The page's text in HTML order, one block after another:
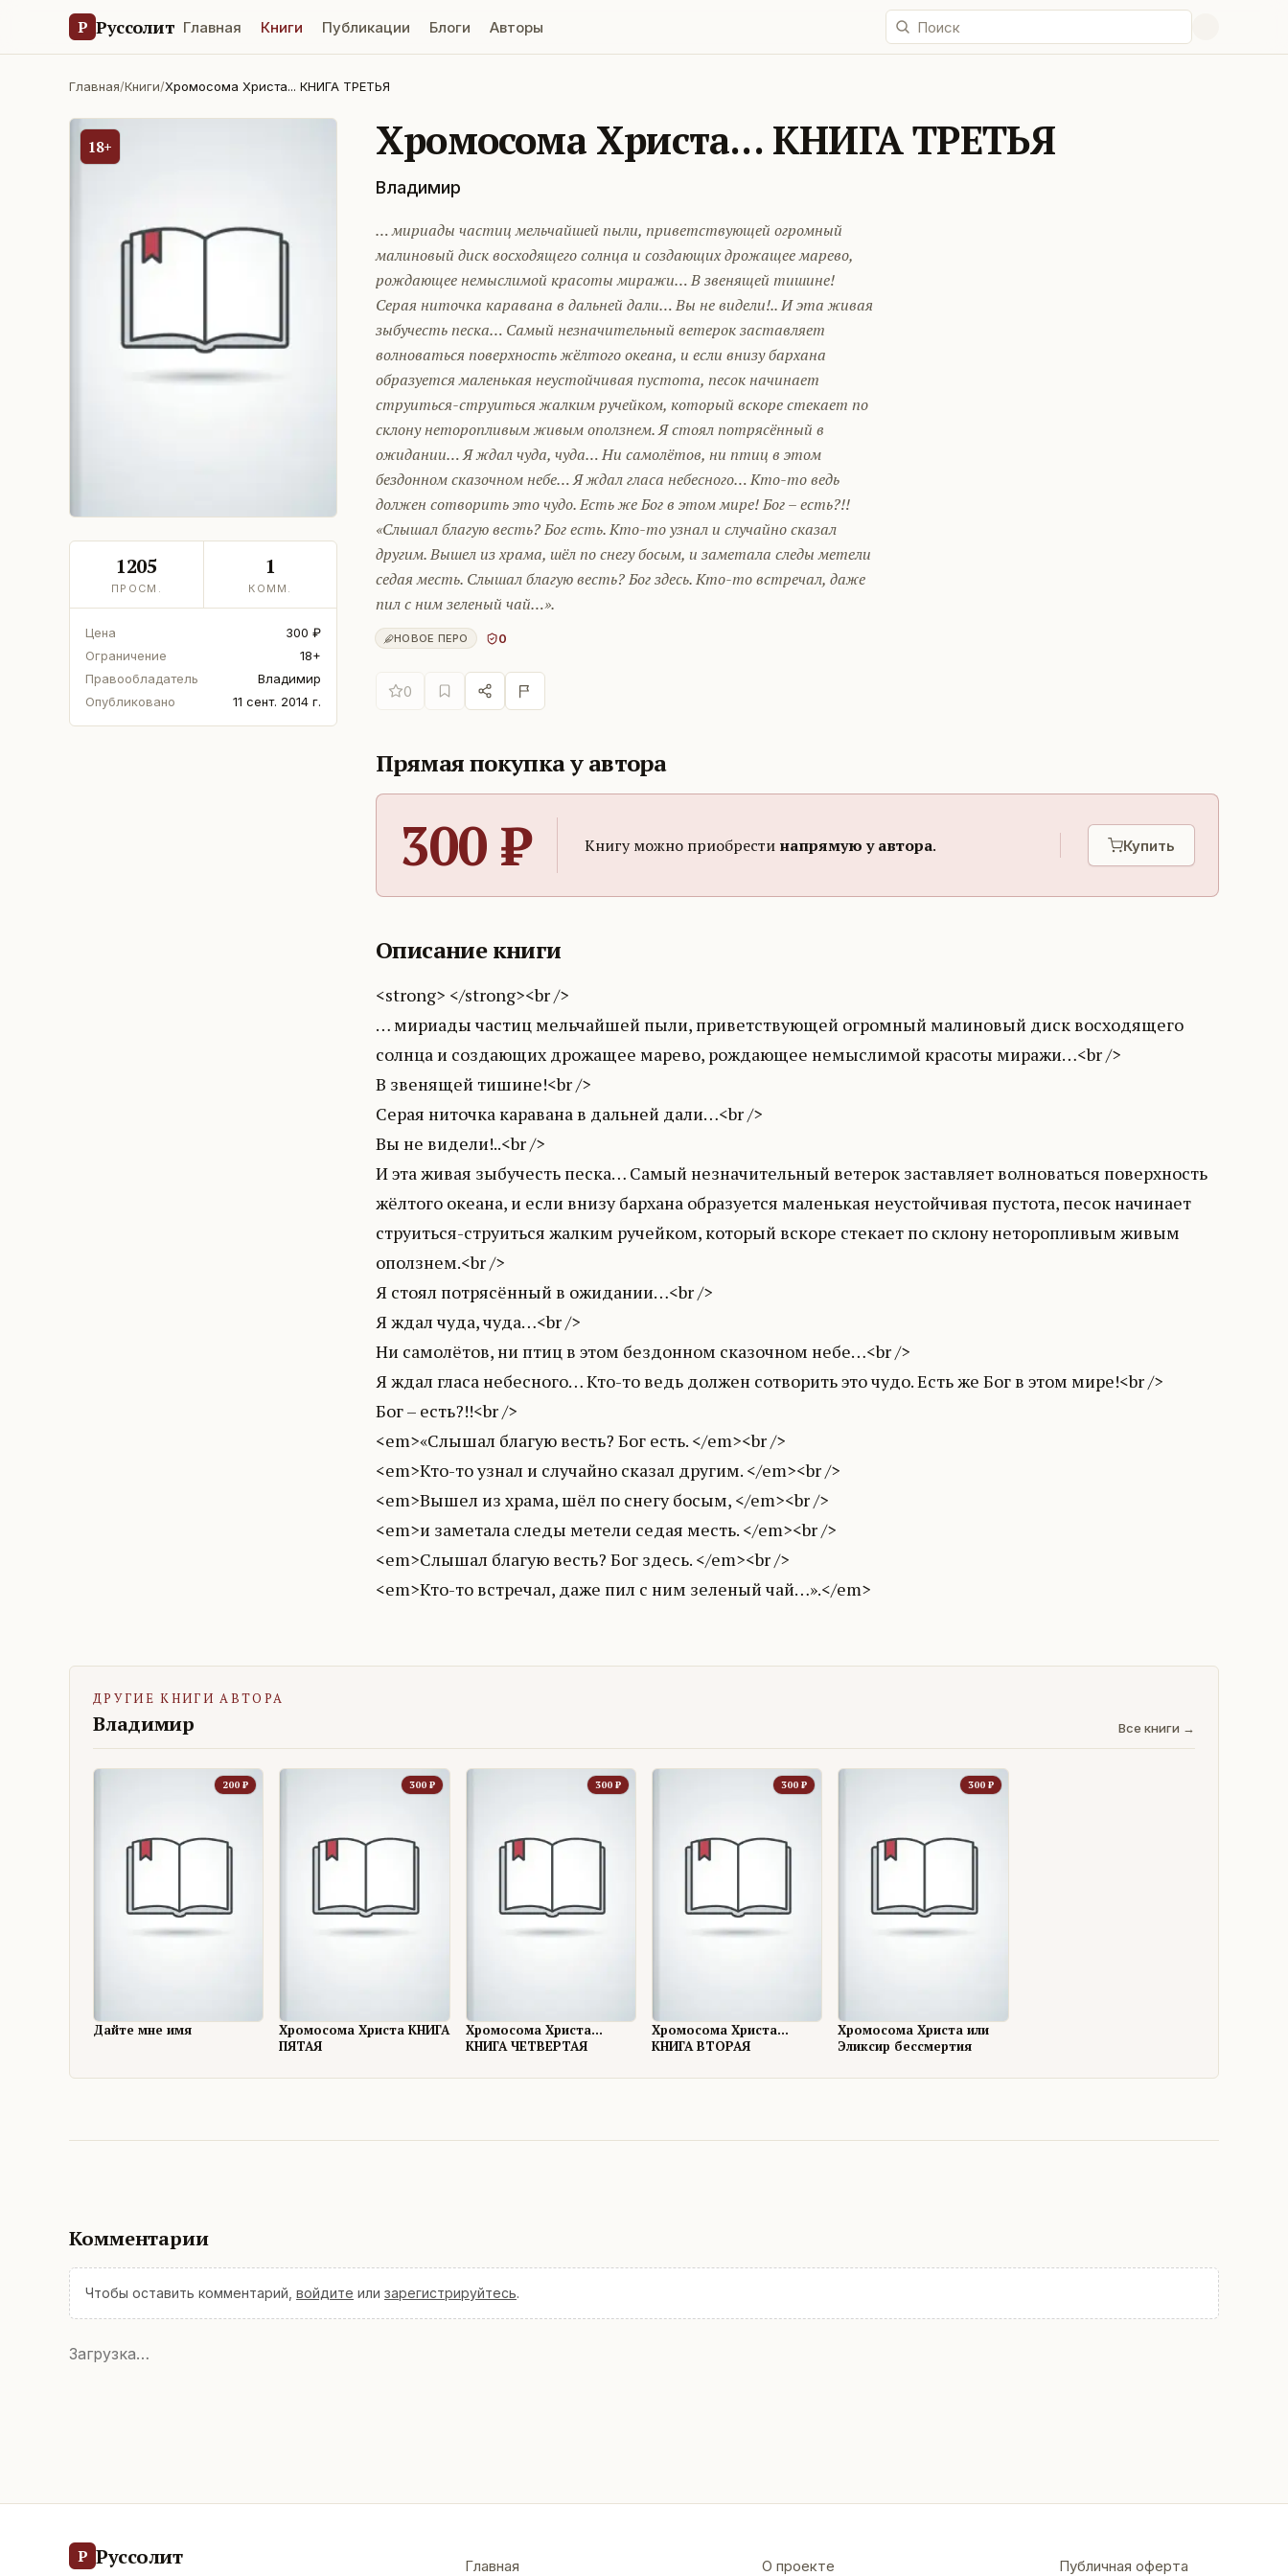
Р Руссолит Главная Книги Публикации Блоги Авторы
Главная/Книги/Хромосома Христа... КНИГА ТРЕТЬЯ
18+
1205
ПРОСМ.
1
КОММ.
Цена
300 ₽
Ограничение
18+
Правообладатель
Владимир
Опубликовано
11 сент. 2014 г.
Хромосома Христа... КНИГА ТРЕТЬЯ
Владимир
… мириады частиц мельчайшей пыли, приветствующей огромный
малиновый диск восходящего солнца и создающих дрожащее марево,
рождающее немыслимой красоты миражи… В звенящей тишине!
Серая ниточка каравана в дальней дали… Вы не видели!.. И эта живая
зыбучесть песка… Самый незначительный ветерок заставляет
волноваться поверхность жёлтого океана, и если внизу бархана
образуется маленькая неустойчивая пустота, песок начинает
струиться-струиться жалким ручейком, который вскоре стекает по
склону неторопливым живым оползнем. Я стоял потрясённый в
ожидании… Я ждал чуда, чуда… Ни самолётов, ни птиц в этом
бездонном сказочном небе… Я ждал гласа небесного… Кто-то ведь
должен сотворить это чудо. Есть же Бог в этом мире! Бог – есть?!!
«Слышал благую весть? Бог есть. Кто-то узнал и случайно сказал
другим. Вышел из храма, шёл по снегу босым, и заметала следы метели
седая месть. Слышал благую весть? Бог здесь. Кто-то встречал, даже
пил с ним зеленый чай…».
НОВОЕ ПЕРО 0
0
Прямая покупка у автора
300 ₽ Книгу можно приобрести напрямую у автора. Купить
Описание книги
<strong> </strong><br />
… мириады частиц мельчайшей пыли, приветствующей огромный малиновый диск восходящего
солнца и создающих дрожащее марево, рождающее немыслимой красоты миражи…<br />
В звенящей тишине!<br />
Серая ниточка каравана в дальней дали…<br />
Вы не видели!..<br />
И эта живая зыбучесть песка… Самый незначительный ветерок заставляет волноваться поверхность
жёлтого океана, и если внизу бархана образуется маленькая неустойчивая пустота, песок начинает
струиться-струиться жалким ручейком, который вскоре стекает по склону неторопливым живым
оползнем.<br />
Я стоял потрясённый в ожидании…<br />
Я ждал чуда, чуда…<br />
Ни самолётов, ни птиц в этом бездонном сказочном небе…<br />
Я ждал гласа небесного… Кто-то ведь должен сотворить это чудо. Есть же Бог в этом мире!<br />
Бог – есть?!!<br />
<em>«Слышал благую весть? Бог есть. </em><br />
<em>Кто-то узнал и случайно сказал другим. </em><br />
<em>Вышел из храма, шёл по снегу босым, </em><br />
<em>и заметала следы метели седая месть. </em><br />
<em>Слышал благую весть? Бог здесь. </em><br />
<em>Кто-то встречал, даже пил с ним зеленый чай…».</em>
ДРУГИЕ КНИГИ АВТОРА
Владимир Все книги →
200 ₽
Дайте мне имя
300₽
Хромосома Христа КНИГА
ПЯТАЯ
300₽
Хромосома Христа...
КНИГА ЧЕТВЕРТАЯ
300 ₽
Хромосома Христа...
КНИГА ВТОРАЯ
300₽
Хромосома Христа или
Эликсир бессмертия
Комментарии
Чтобы оставить комментарий, войдите или зарегистрируйтесь.
Загрузка…
Р Руссолит Главная О проекте Публичная оферта